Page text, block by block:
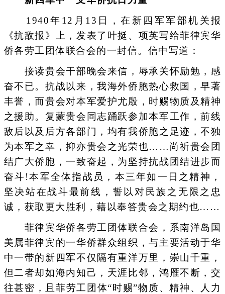
1940年12月13日，在新四军军部机关报
《抗敌报》上，发表了叶挺、项英写给菲律宾华
侨各劳工团体联合会的一封信。信中写道：
接读贵会干部晚会来信，辱承关怀励勉，感
奋不已。抗战以来，我海外侨胞热心救国，早著
丰誉，而贵会对本军爱护尤殷，时赐物质及精神
之援助。复蒙贵会同志踊跃参加本军工作，前线
敌后以及后方各部门，均有我侨胞之足迹，不独
为本军之幸，抑亦贵会之光荣也……尚祈贵会团
结广大侨胞，一致奋起，为坚持抗战团结进步而
奋斗!本军全体指战员，本三年如一日之精神，
坚决站在战斗最前线，誓以对民族之无限之忠
诚，获取更大胜利，藉以奉答贵会之期约也……
菲律宾华侨各劳工团体联合会，系南洋岛国
美属菲律宾的一华侨群众组织，与主要活动于华
中一带的新四军不仅隔有重洋万里，崇山千重，
但二者却如海内知己，天涯比邻，鸿雁不断，交
往甚密，且菲劳工团体“时赐”物质、精神、人力